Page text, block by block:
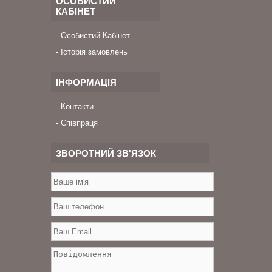
КАБІНЕТ
Особистий Кабінет
Історія замовлень
ІНФОРМАЦІЯ
Контакти
Співпраця
ЗВОРОТНИЙ ЗВ'ЯЗОК